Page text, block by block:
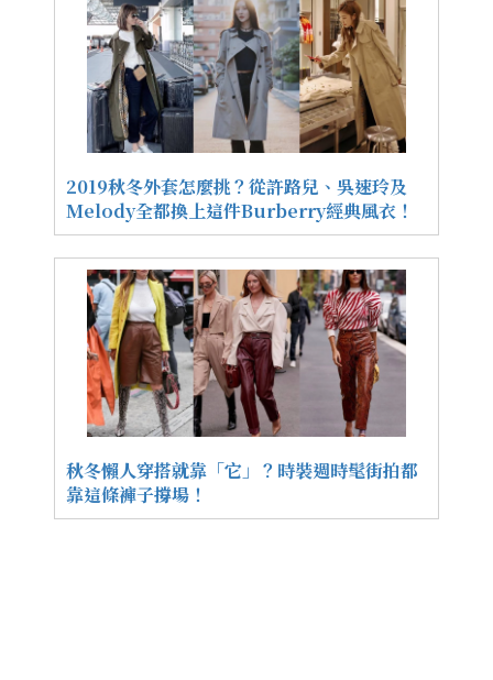
2019秋冬外套怎麼挑？從許路兒、吳速玲及
Melody全都換上這件Burberry經典風衣！
秋冬懶人穿搭就靠「它」？時裝週時髦街拍都
靠這條褲子撐場！